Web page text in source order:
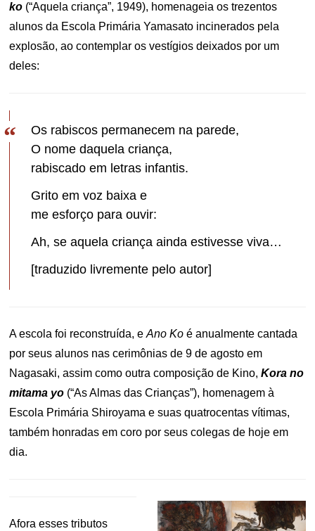
ko (“Aquela criança”, 1949), homenageia os trezentos
alunos da Escola Primária Yamasato incinerados pela
explosão, ao contemplar os vestígios deixados por um
deles:
Os rabiscos permanecem na parede,
O nome daquela criança,
rabiscado em letras infantis.
Grito em voz baixa e
me esforço para ouvir:
Ah, se aquela criança ainda estivesse viva…
[traduzido livremente pelo autor]
A escola foi reconstruída, eAno Ko é anualmente cantada
por seus alunos nas cerimônias de 9 de agosto em
Nagasaki, assim como outra composição de Kino,Kora no
mitama yo (“As Almas das Crianças”), homenagem à
Escola Primária Shiroyama e suas quatrocentas vítimas,
também honradas em coro por seus colegas de hoje em
dia.
Afora esses tributos